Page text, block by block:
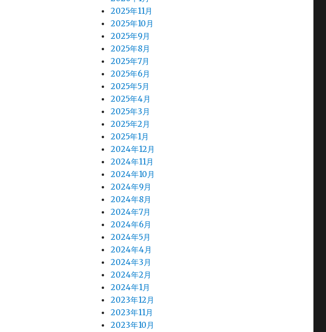
2025年11月
2025年10月
2025年9月
2025年8月
2025年7月
2025年6月
2025年5月
2025年4月
2025年3月
2025年2月
2025年1月
2024年12月
2024年11月
2024年10月
2024年9月
2024年8月
2024年7月
2024年6月
2024年5月
2024年4月
2024年3月
2024年2月
2024年1月
2023年12月
2023年11月
2023年10月